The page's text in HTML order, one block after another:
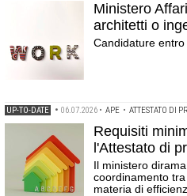
Ministero
architetti o
Candidature
UP-TO-DATE • 06.07.2026 • APE • ATTESTATO DI
Requisiti
l'Attestato di
Il ministero
coordinamento
materia di